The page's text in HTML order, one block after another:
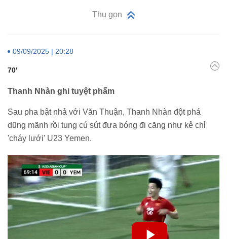
Thu gọn
09/09/2025 | 20:28
70'
Thanh Nhàn ghi tuyệt phẩm
Sau pha bật nhả với Văn Thuận, Thanh Nhàn đột phá
dũng mãnh rồi tung cú sút đưa bóng đi căng như kẻ chỉ
'cháy lưới' U23 Yemen.